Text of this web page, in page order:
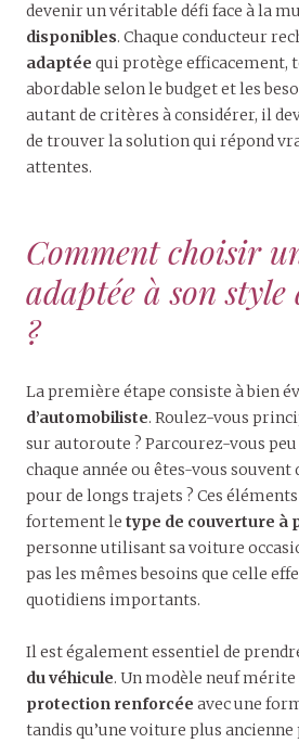
devenir un véritable défi face à la
disponibles. Chaque conducteur
adaptée qui protège efficacement,
abordable selon le budget et les
autant de critères à considérer, il
de trouver la solution qui répond
attentes.
Comment choisir
adaptée à son
?
La première étape consiste à bien
d’automobiliste. Roulez-vous
sur autoroute ? Parcourez-vous
chaque année ou êtes-vous
pour de longs trajets ? Ces
fortement le type de couverture à
personne utilisant sa voiture
pas les mêmes besoins que celle
quotidiens importants.
Il est également essentiel de
du véhicule. Un modèle neuf
protection renforcée avec une
tandis qu’une voiture plus